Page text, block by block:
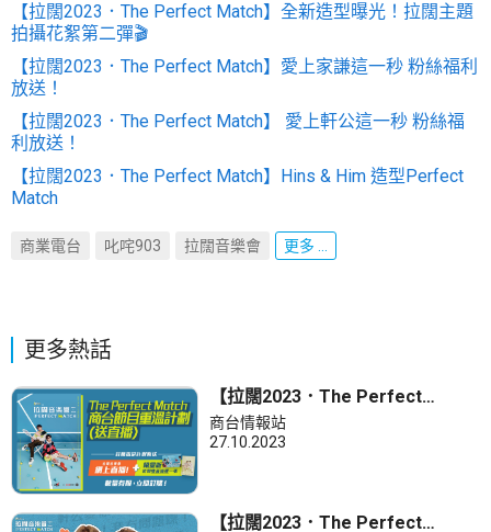
【拉闊2023．The Perfect Match】全新造型曝光！拉闊主題
拍攝花絮第二彈🎬
【拉闊2023．The Perfect Match】愛上家謙這一秒 粉絲福利
放送！
【拉闊2023．The Perfect Match】 愛上軒公這一秒 粉絲福
利放送！
【拉闊2023．The Perfect Match】Hins & Him 造型Perfect
Match
商業電台 叱咤903 拉闊音樂會 更多 ...
更多熱話
【拉闊2023．The Perfect
Match】拉闊網上直播＋商台節目
重溫 一拍即合！訂購指定計劃請你
商台情報站
27.10.2023
【拉闊2023．The Perfect